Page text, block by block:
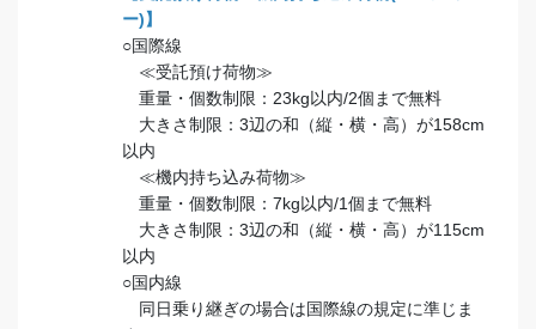
ー)】
○国際線
≪受託預け荷物≫
重量・個数制限：23kg以内/2個まで無料
大きさ制限：3辺の和（縦・横・高）が158cm
以内
≪機内持ち込み荷物≫
重量・個数制限：7kg以内/1個まで無料
大きさ制限：3辺の和（縦・横・高）が115cm
以内
○国内線
同日乗り継ぎの場合は国際線の規定に準じま